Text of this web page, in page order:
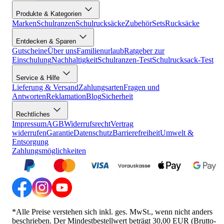
Produkte & Kategorien
MarkenSchulranzenSchulrucksäckeZubehörSetsRucksäcke
Entdecken & Sparen
GutscheineÜber unsFamilienurlaubRatgeber zur
EinschulungNachhaltigkeitSchulranzen-TestSchulrucksack-Test
Service & Hilfe
Lieferung & VersandZahlungsartenFragen und
AntwortenReklamationBlogSicherheit
Rechtliches
ImpressumAGBWiderrufsrechtVertrag
widerrufenGarantieDatenschutzBarrierefreiheitUmwelt &
Entsorgung
Zahlungsmöglichkeiten
*Alle Preise verstehen sich inkl. ges. MwSt., wenn nicht anders
beschrieben. Der Mindestbestellwert beträgt 30,00 EUR (Brutto-